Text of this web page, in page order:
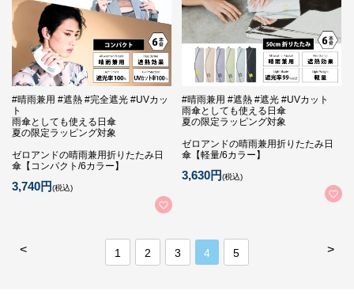
#晴雨兼用 #遮熱 #完全遮光 #UVカッ
ト
雨傘としても使える日傘
夏の限定ラッピング対象
ゼロアンドの晴雨兼用折りたたみ日
傘【コンパクト/6カラー】
3,740円(税込)
#晴雨兼用 #遮熱 #遮光 #UVカット
雨傘としても使える日傘
夏の限定ラッピング対象
ゼロアンドの晴雨兼用折りたたみ日
傘【軽量/6カラー】
3,630円(税込)
< >
1 2 3 4 5